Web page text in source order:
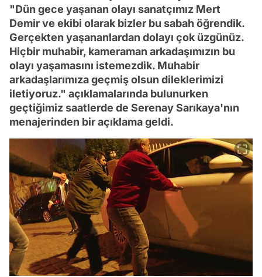
"Dün gece yaşanan olayı sanatçımız Mert
Demir ve ekibi olarak bizler bu sabah öğrendik.
Gerçekten yaşananlardan dolayı çok üzgünüz.
Hiçbir muhabir, kameraman arkadaşımızın bu
olayı yaşamasını istemezdik. Muhabir
arkadaşlarımıza geçmiş olsun dileklerimizi
iletiyoruz." açıklamalarında bulunurken
geçtiğimiz saatlerde de Serenay Sarıkaya'nın
menajerinden bir açıklama geldi.